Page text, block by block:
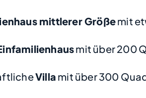
mittlerer Größemit
mit über 200
Villa mit über 300